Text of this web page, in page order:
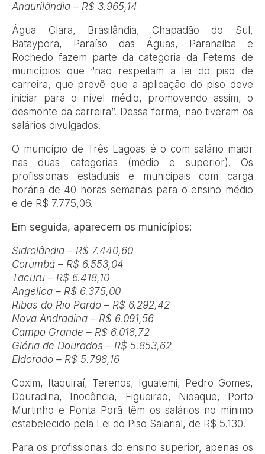
Anaurilândia – R$ 3.965,14
Água Clara, Brasilândia, Chapadão do Sul,
Batayporã, Paraíso das Águas, Paranaíba e
Rochedo fazem parte da categoria da Fetems de
municípios que “não respeitam a lei do piso de
carreira, que prevê que a aplicação do piso deve
iniciar para o nível médio, promovendo assim, o
desmonte da carreira”. Dessa forma, não tiveram os
salários divulgados.
O município de Três Lagoas é o com salário maior
nas duas categorias (médio e superior). Os
profissionais estaduais e municipais com carga
horária de 40 horas semanais para o ensino médio
é de R$ 7.775,06.
Em seguida, aparecem os municípios:
Sidrolândia – R$ 7.440,60
Corumbá – R$ 6.553,04
Tacuru – R$ 6.418,10
Angélica – R$ 6.375,00
Ribas do Rio Pardo – R$ 6.292,42
Nova Andradina – R$ 6.091,56
Campo Grande – R$ 6.018,72
Glória de Dourados – R$ 5.853,62
Eldorado – R$ 5.798,16
Coxim, Itaquiraí, Terenos, Iguatemi, Pedro Gomes,
Douradina, Inocência, Figueirão, Nioaque, Porto
Murtinho e Ponta Porã têm os salários no mínimo
estabelecido pela Lei do Piso Salarial, de R$ 5.130.
Para os profissionais do ensino superior, apenas os